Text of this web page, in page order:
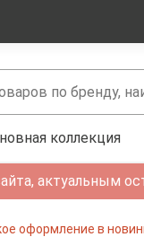
коллекция
актуальным
оформление в